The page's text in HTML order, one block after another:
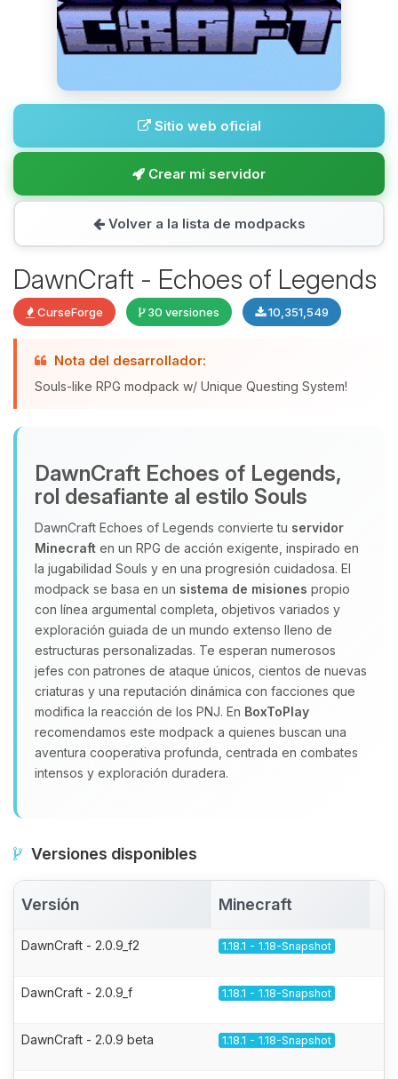
Sitio web oficial
Crear mi servidor
Volver a la lista de modpacks
DawnCraft - Echoes of Legends
CurseForge 30 versiones 10,351,549
Nota del desarrollador:
Souls-like RPG modpack w/ Unique Questing System!
DawnCraft Echoes of Legends,
rol desafiante al estilo Souls
DawnCraft Echoes of Legends convierte tu servidor
Minecraft en un RPG de acción exigente, inspirado en
la jugabilidad Souls y en una progresión cuidadosa. El
modpack se basa en un sistema de misiones propio
con línea argumental completa, objetivos variados y
exploración guiada de un mundo extenso lleno de
estructuras personalizadas. Te esperan numerosos
jefes con patrones de ataque únicos, cientos de nuevas
criaturas y una reputación dinámica con facciones que
modifica la reacción de los PNJ. En BoxToPlay
recomendamos este modpack a quienes buscan una
aventura cooperativa profunda, centrada en combates
intensos y exploración duradera.
Versiones disponibles
Versión Minecraft
DawnCraft - 2.0.9_f2 1.18.1 - 1.18-Snapshot
DawnCraft - 2.0.9_f 1.18.1 - 1.18-Snapshot
DawnCraft - 2.0.9 beta 1.18.1 - 1.18-Snapshot
Yupi, por fin alguien con quien
hablar! Soy Choupy, tu pequeno
que necesitas y moveré mis
pequenos circuitos para ayudarte.
06/08/2026 05:43